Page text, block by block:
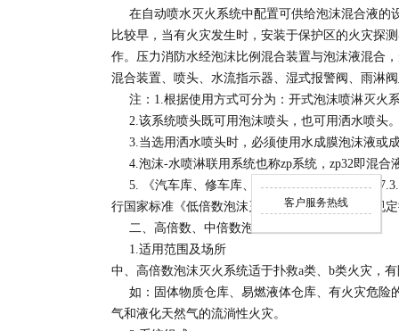
在自动喷水灭火系统中配置可供给泡沫混合液的
比较早，当有火灾发生时，安装于保护区的火灾探
作。压力消防水经泡沫比例混合装置与泡沫液混合
混合装置、喷头、水流指示器、湿式报警阀、雨淋
注：1.根据使用方式可分为：开式泡沫喷淋灭火
2.该系统喷头既可用泡沫喷头，也可用洒水喷头
3.当选用洒水喷头时，必须使用水成膜泡沫液或
4.泡沫-水喷淋联用系统也称zp系统，zp32即混合
5. 《汽车库、修车库、停车场设计防火规范》
行国家标准《低倍数泡沫灭火系统设计规范》的
二、高倍数、中倍数泡沫灭火系统
1.适用范围及场所
中、高倍数泡沫灭火系统适于扑救a类、b类火灾，
如：固体物质仓库、易燃液体仓库、有火灾危险
气和液化天然气的流淌性火灾。
客户服务热线